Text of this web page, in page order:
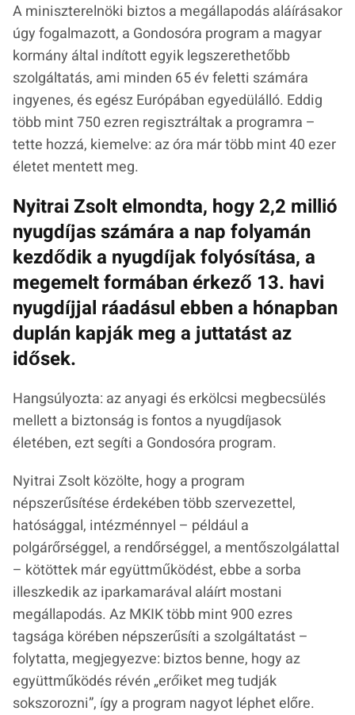
A miniszterelnöki biztos a megállapodás aláírásakor
úgy fogalmazott, a Gondosóra program a magyar
kormány által indított egyik legszerethetőbb
szolgáltatás, ami minden 65 év feletti számára
ingyenes, és egész Európában egyedülálló. Eddig
több mint 750 ezren regisztráltak a programra –
tette hozzá, kiemelve: az óra már több mint 40 ezer
életet mentett meg.
Nyitrai Zsolt elmondta, hogy 2,2 millió
nyugdíjas számára a nap folyamán
kezdődik a nyugdíjak folyósítása, a
megemelt formában érkező 13. havi
nyugdíjjal ráadásul ebben a hónapban
duplán kapják meg a juttatást az
idősek.
Hangsúlyozta: az anyagi és erkölcsi megbecsülés
mellett a biztonság is fontos a nyugdíjasok
életében, ezt segíti a Gondosóra program.
Nyitrai Zsolt közölte, hogy a program
népszerűsítése érdekében több szervezettel,
hatósággal, intézménnyel – például a
polgárőrséggel, a rendőrséggel, a mentőszolgálattal
– kötöttek már együttműködést, ebbe a sorba
illeszkedik az iparkamarával aláírt mostani
megállapodás. Az MKIK több mint 900 ezres
tagsága körében népszerűsíti a szolgáltatást –
folytatta, megjegyezve: biztos benne, hogy az
együttműködés révén„erőiket meg tudják
sokszorozni”, így a program nagyot léphet előre.